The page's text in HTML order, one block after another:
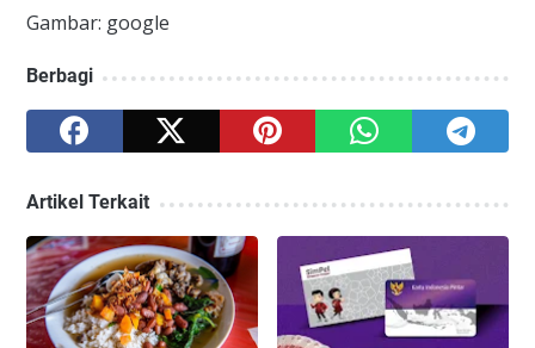
Gambar: google
Berbagi
Artikel Terkait